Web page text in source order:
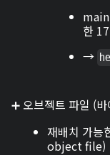
한
→
➕ 오브젝트 파일 (
재배치 가능
object file)